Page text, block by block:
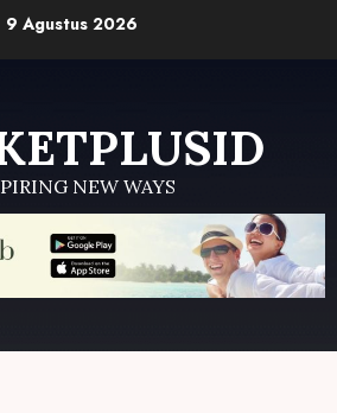
9 Agustus 2026
NEW WAYS